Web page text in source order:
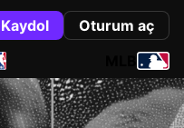
Kaydol
Oturum aç